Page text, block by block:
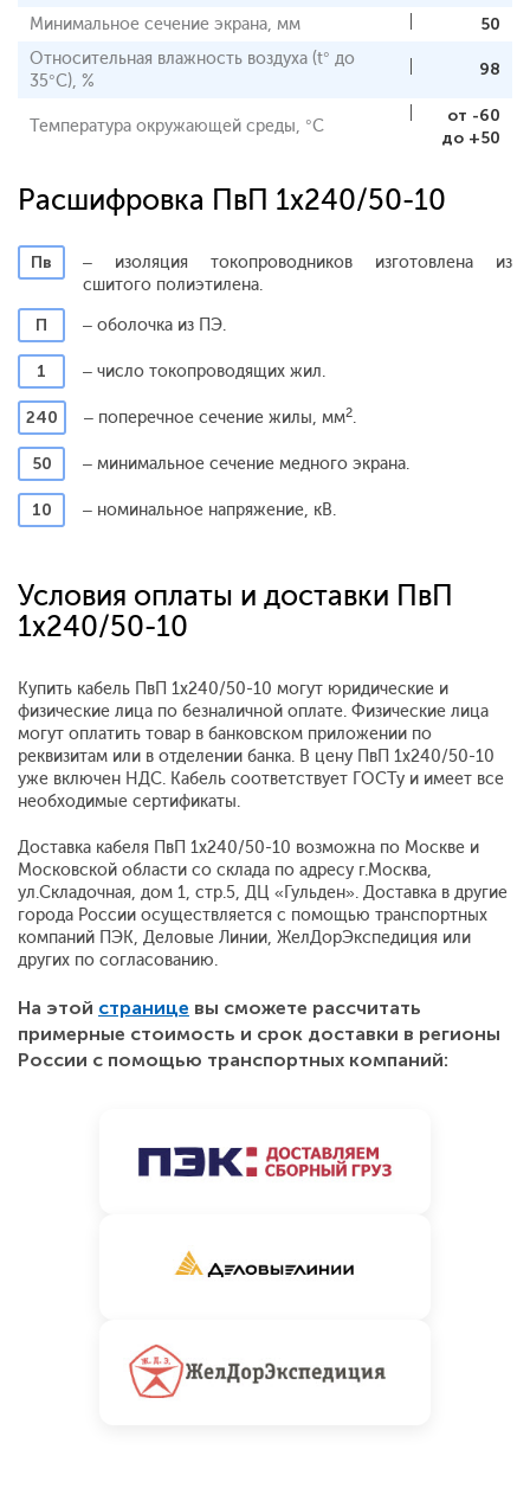
Минимальное сечение экрана, мм
50
Относительная влажность воздуха (t° до
35°С), %
98
Температура окружающей среды, °С
от -60
до +50
Расшифровка ПвП 1x240/50-10
Пв
– изоляция токопроводников изготовлена из
сшитого полиэтилена.
П
– оболочка из ПЭ.
1 – число токопроводящих жил.
240 – поперечное сечение жилы, мм2.
50 – минимальное сечение медного экрана.
10 – номинальное напряжение, кВ.
Условия оплаты и доставки ПвП
1x240/50-10
Купить кабель ПвП 1x240/50-10 могут юридические и
физические лица по безналичной оплате. Физические лица
могут оплатить товар в банковском приложении по
реквизитам или в отделении банка. В цену ПвП 1x240/50-10
уже включен НДС. Кабель соответствует ГОСТу и имеет все
необходимые сертификаты.
Доставка кабеля ПвП 1x240/50-10 возможна по Москве и
Московской области со склада по адресу г.Москва,
ул.Складочная, дом 1, стр.5, ДЦ «Гульден». Доставка в другие
города России осуществляется с помощью транспортных
компаний ПЭК, Деловые Линии, ЖелДорЭкспедиция или
других по согласованию.
На этой странице вы сможете рассчитать
примерные стоимость и срок доставки в регионы
России с помощью транспортных компаний: